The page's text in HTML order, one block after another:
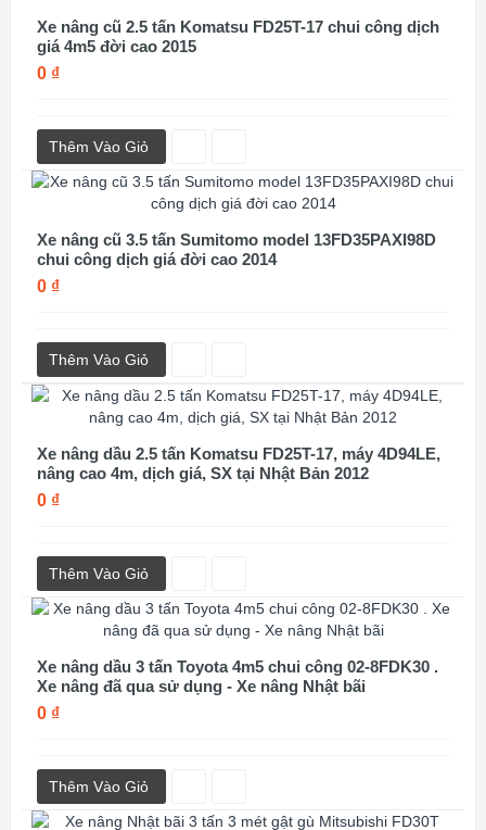
Xe nâng cũ 2.5 tấn Komatsu FD25T-17 chui công dịch
giá 4m5 đời cao 2015
0 ₫
Thêm Vào Giỏ
Xe nâng cũ 3.5 tấn Sumitomo model 13FD35PAXI98D
chui công dịch giá đời cao 2014
0 ₫
Thêm Vào Giỏ
Xe nâng dầu 2.5 tấn Komatsu FD25T-17, máy 4D94LE,
nâng cao 4m, dịch giá, SX tại Nhật Bản 2012
0 ₫
Thêm Vào Giỏ
Xe nâng dầu 3 tấn Toyota 4m5 chui công 02-8FDK30 .
Xe nâng đã qua sử dụng - Xe nâng Nhật bãi
0 ₫
Thêm Vào Giỏ